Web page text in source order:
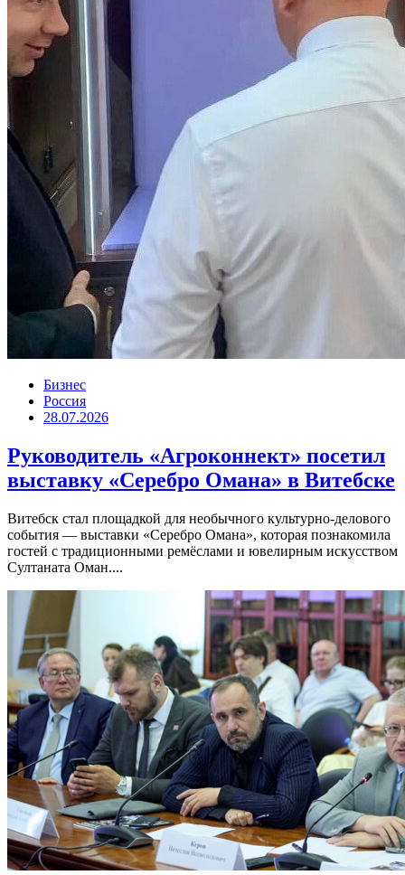
Бизнес
Россия
28.07.2026
Руководитель «Агроконнект» посетил
выставку «Серебро Омана» в Витебске
Витебск стал площадкой для необычного культурно-делового
события — выставки «Серебро Омана», которая познакомила
гостей с традиционными ремёслами и ювелирным искусством
Султаната Оман....